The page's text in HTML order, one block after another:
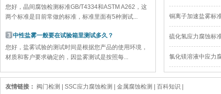
您好，晶间腐蚀检测标准GB/T4334和ASTM A262，这
两个标准是目前常做的标准，标准里面有5种测试...
3 中性盐雾一般要在试验箱里测试多久？
您好，盐雾试验的测试时间是根据您产品的使用环境，
材质和客户要求确定的，因盐雾测试是按照每...
铜离子加速盐雾标
硫化氢应力腐蚀标
氯化镁溶液中应力
友情链接： 阀门检测 SSC应力腐蚀检测 金属腐蚀检测 百科知识